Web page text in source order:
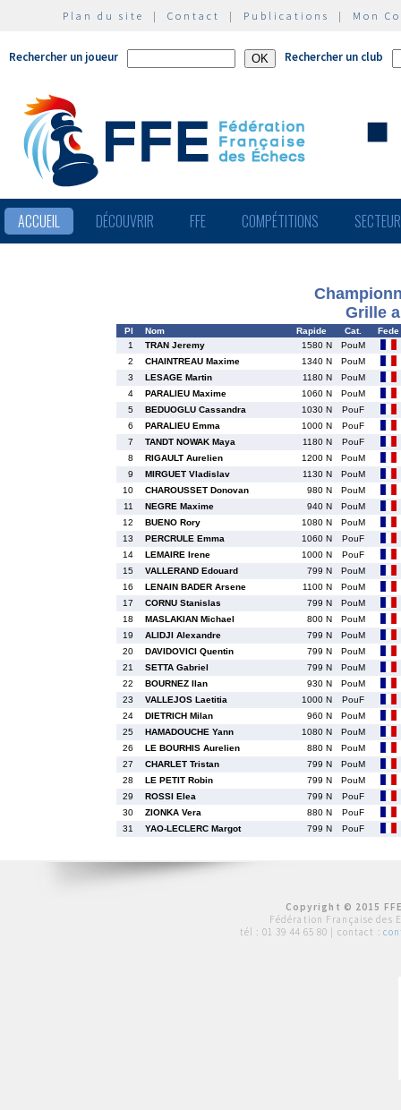
Plan du site | Contact | Publications | Mon
Rechercher un joueur Rechercher un club
ACCUEIL DÉCOUVRIR FFE COMPÉTITIONS
Grille
Pl Nom Rapide Cat.
Fede
1
TRAN Jeremy 1580 N
PouM
2
CHAINTREAU Maxime 1340 N
PouM
3
LESAGE Martin 1180 N
PouM
4
PARALIEU Maxime 1060 N
PouM
5
BEDUOGLU Cassandra 1030 N
PouF
6
PARALIEU Emma 1000 N
PouF
7
TANDT NOWAK Maya 1180 N
PouF
8
RIGAULT Aurelien 1200 N
PouM
9
MIRGUET Vladislav 1130 N
PouM
10
CHAROUSSET Donovan 980 N
PouM
11
NEGRE Maxime 940 N
PouM
12
BUENO Rory 1080 N
PouM
13
PERCRULE Emma 1060 N
PouF
14
LEMAIRE Irene 1000 N
PouF
15
VALLERAND Edouard 799 N
PouM
16
LENAIN BADER Arsene 1100 N
PouM
17
CORNU Stanislas 799 N
PouM
18
MASLAKIAN Michael 800 N
PouM
19
ALIDJI Alexandre 799 N
PouM
20
DAVIDOVICI Quentin 799 N
PouM
21
SETTA Gabriel 799 N
PouM
22
BOURNEZ Ilan 930 N
PouM
23
VALLEJOS Laetitia 1000 N
PouF
24
DIETRICH Milan 960 N
PouM
25
HAMADOUCHE Yann 1080 N
PouM
26
LE BOURHIS Aurelien 880 N
PouM
27
CHARLET Tristan 799 N
PouM
28
LE PETIT Robin 799 N
PouM
29
ROSSI Elea 799 N
PouF
30
ZIONKA Vera 880 N
PouF
31
YAO-LECLERC Margot 799 N PouF
Copyright © 2015
Fédération Française des
tél : 01 39 44 65 80 | contact :